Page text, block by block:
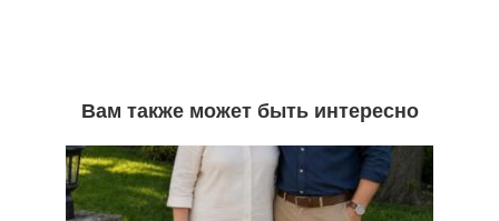
Вам также может быть интересно